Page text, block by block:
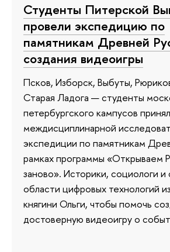
Студенты Питерской
провели экспедицию по
памятникам Древней
создания видеоигры
Псков, Изборск, Выбуты,
Старая Ладога — студенты
петербургского кампусов
междисциплинарной
экспедиции по памятникам
рамках программы «Открываем
заново». Историки, социологи и
области цифровых технологий
княгини Ольги, чтобы помочь
достоверную видеоигру о